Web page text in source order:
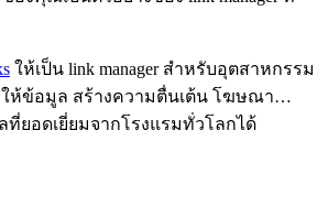
ให้เป็น link manager สำหรับอุตสาหกรรม
ให้ข้อมูล สร้างความตื่นเต้น โฆษณา…
ยอดเยี่ยมจากโรงแรมทั่วโลกได้